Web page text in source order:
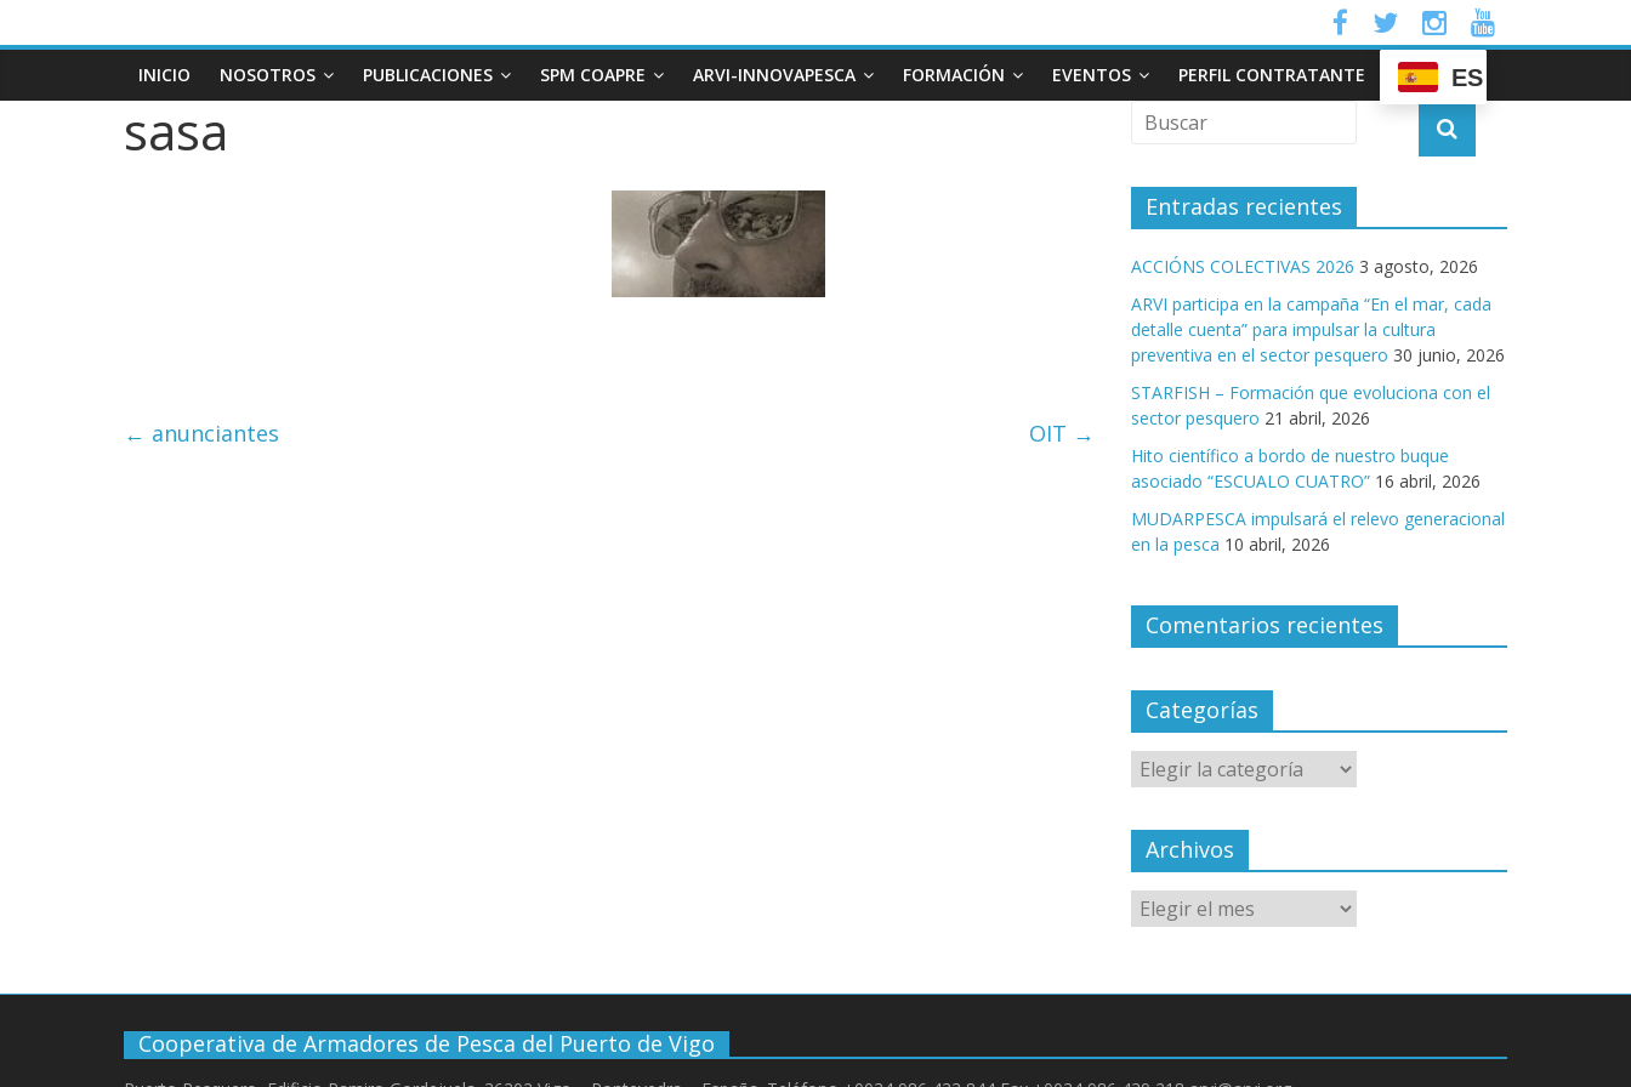
INICIO NOSOTROS PUBLICACIONES SPM COAPRE ARVI-INNOVAPESCA FORMACIÓN EVENTOS PERFIL CONTRATANTE ES
sasa
← anunciantes OIT →
Entradas recientes
ACCIÓNS COLECTIVAS 2026 3 agosto, 2026
ARVI participa en la campaña “En el mar, cada
detalle cuenta” para impulsar la cultura
preventiva en el sector pesquero 30 junio, 2026
STARFISH – Formación que evoluciona con el
sector pesquero 21 abril, 2026
Hito científico a bordo de nuestro buque
asociado “ESCUALO CUATRO” 16 abril, 2026
MUDARPESCA impulsará el relevo generacional
en la pesca 10 abril, 2026
Comentarios recientes
Categorías
Archivos
Cooperativa de Armadores de Pesca del Puerto de Vigo